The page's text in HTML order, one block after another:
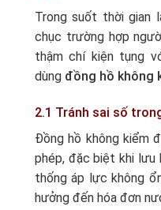
Trong suốt thời gian
chục trường hợp
thậm chí kiện tụng
dùng đồng hồ không
2.1 Tránh sai số
Đồng hồ không kiểm
phép, đặc biệt khi lưu
thống áp lực không
hưởng đến hóa đơn